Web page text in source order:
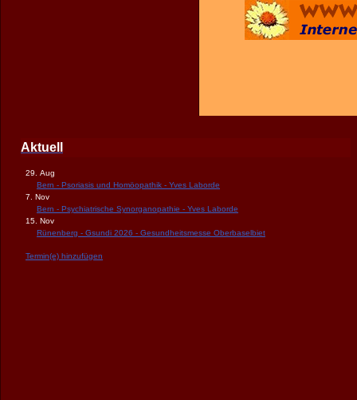
Aktuell
29. Aug
Bern - Psoriasis und Homöopathik - Yves Laborde
7. Nov
Bern - Psychiatrische Synorganopathie - Yves Laborde
15. Nov
Rünenberg - Gsundi 2026 - Gesundheitsmesse Oberbaselbiet
Termin(e) hinzufügen